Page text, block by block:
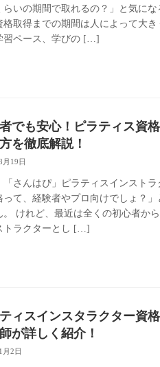
らいの期間で取れるの？」と気に
格取得までの期間は人によって大
習ペース、学びの […]
でも安心！ピラティス資
を徹底解説！
月19日
「さんはぴ」ピラティスインストラ
って、経験者やプロ向けでしょ？
。 けれど、最近は全くの初心者か
トラクターとし […]
ィスインスタラクター資
が詳しく紹介！
月2日